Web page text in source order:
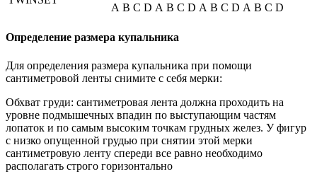
A B C D A B C D A B C D A B C D
Определение размера купальника
Для определения размера купальника при помощи
сантиметровой ленты снимите с себя мерки:
Обхват груди: сантиметровая лента должна проходить на
уровне подмышечных впадин по выступающим частям
лопаток и по самым высоким точкам грудных желез. У фигур
с низко опущенной грудью при снятии этой мерки
сантиметровую ленту спереди все равно необходимо
располагать строго горизонтально